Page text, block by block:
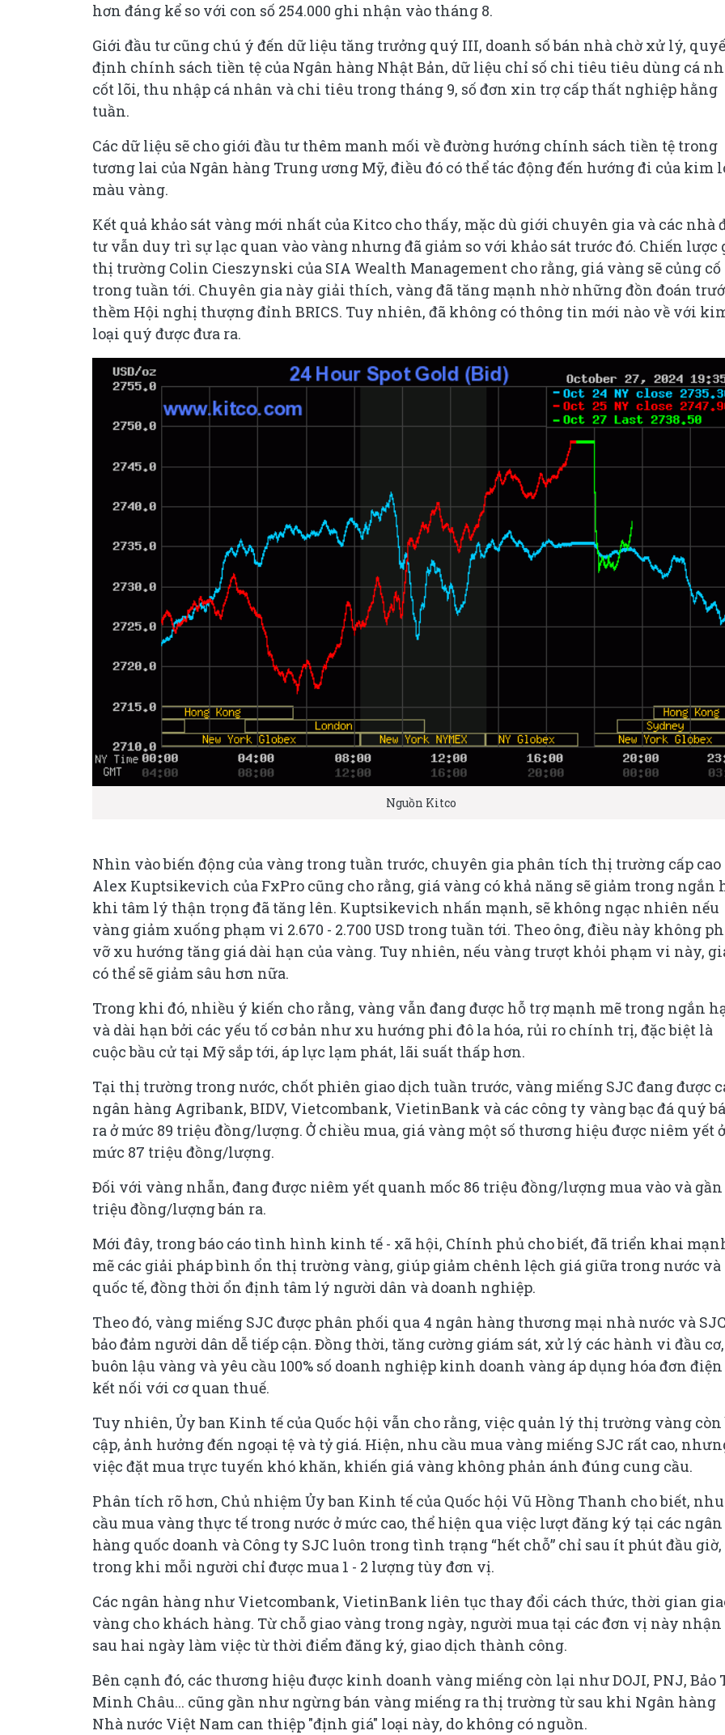
hơn đáng kể so với con số 254.000 ghi nhận vào tháng 8.
Giới đầu tư cũng chú ý đến dữ liệu tăng trưởng quý III, doanh số bán nhà chờ xử lý,
định chính sách tiền tệ của Ngân hàng Nhật Bản, dữ liệu chỉ số chi tiêu tiêu dùng cá
cốt lõi, thu nhập cá nhân và chi tiêu trong tháng 9, số đơn xin trợ cấp thất nghiệp hằng
tuần.
Các dữ liệu sẽ cho giới đầu tư thêm manh mối về đường hướng chính sách tiền tệ trong
tương lai của Ngân hàng Trung ương Mỹ, điều đó có thể tác động đến hướng đi của kim
màu vàng.
Kết quả khảo sát vàng mới nhất của Kitco cho thấy, mặc dù giới chuyên gia và các nhà
tư vẫn duy trì sự lạc quan vào vàng nhưng đã giảm so với khảo sát trước đó. Chiến lược
thị trường Colin Cieszynski của SIA Wealth Management cho rằng, giá vàng sẽ củng cố
trong tuần tới. Chuyên gia này giải thích, vàng đã tăng mạnh nhờ những đồn đoán
thềm Hội nghị thượng đỉnh BRICS. Tuy nhiên, đã không có thông tin mới nào về với
loại quý được đưa ra.
Nguồn Kitco
Nhìn vào biến động của vàng trong tuần trước, chuyên gia phân tích thị trường cấp cao
Alex Kuptsikevich của FxPro cũng cho rằng, giá vàng có khả năng sẽ giảm trong ngắn
khi tâm lý thận trọng đã tăng lên. Kuptsikevich nhấn mạnh, sẽ không ngạc nhiên nếu
vàng giảm xuống phạm vi 2.670 - 2.700 USD trong tuần tới. Theo ông, điều này không
vỡ xu hướng tăng giá dài hạn của vàng. Tuy nhiên, nếu vàng trượt khỏi phạm vi này,
có thể sẽ giảm sâu hơn nữa.
Trong khi đó, nhiều ý kiến cho rằng, vàng vẫn đang được hỗ trợ mạnh mẽ trong ngắn
và dài hạn bởi các yếu tố cơ bản như xu hướng phi đô la hóa, rủi ro chính trị, đặc biệt là
cuộc bầu cử tại Mỹ sắp tới, áp lực lạm phát, lãi suất thấp hơn.
Tại thị trường trong nước, chốt phiên giao dịch tuần trước, vàng miếng SJC đang được
ngân hàng Agribank, BIDV, Vietcombank, VietinBank và các công ty vàng bạc đá quý
ra ở mức 89 triệu đồng/lượng. Ở chiều mua, giá vàng một số thương hiệu được niêm yết ở
mức 87 triệu đồng/lượng.
Đối với vàng nhẫn, đang được niêm yết quanh mốc 86 triệu đồng/lượng mua vào và gần
triệu đồng/lượng bán ra.
Mới đây, trong báo cáo tình hình kinh tế - xã hội, Chính phủ cho biết, đã triển khai
mẽ các giải pháp bình ổn thị trường vàng, giúp giảm chênh lệch giá giữa trong nước và
quốc tế, đồng thời ổn định tâm lý người dân và doanh nghiệp.
Theo đó, vàng miếng SJC được phân phối qua 4 ngân hàng thương mại nhà nước và
bảo đảm người dân dễ tiếp cận. Đồng thời, tăng cường giám sát, xử lý các hành vi đầu cơ,
buôn lậu vàng và yêu cầu 100% số doanh nghiệp kinh doanh vàng áp dụng hóa đơn
kết nối với cơ quan thuế.
Tuy nhiên, Ủy ban Kinh tế của Quốc hội vẫn cho rằng, việc quản lý thị trường vàng còn
cập, ảnh hưởng đến ngoại tệ và tỷ giá. Hiện, nhu cầu mua vàng miếng SJC rất cao,
việc đặt mua trực tuyến khó khăn, khiến giá vàng không phản ánh đúng cung cầu.
Phân tích rõ hơn, Chủ nhiệm Ủy ban Kinh tế của Quốc hội Vũ Hồng Thanh cho biết, nhu
cầu mua vàng thực tế trong nước ở mức cao, thể hiện qua việc lượt đăng ký tại các ngân
hàng quốc doanh và Công ty SJC luôn trong tình trạng “hết chỗ” chỉ sau ít phút đầu giờ,
trong khi mỗi người chỉ được mua 1 - 2 lượng tùy đơn vị.
Các ngân hàng như Vietcombank, VietinBank liên tục thay đổi cách thức, thời gian
vàng cho khách hàng. Từ chỗ giao vàng trong ngày, người mua tại các đơn vị này nhận
sau hai ngày làm việc từ thời điểm đăng ký, giao dịch thành công.
Bên cạnh đó, các thương hiệu được kinh doanh vàng miếng còn lại như DOJI, PNJ, Bảo
Minh Châu... cũng gần như ngừng bán vàng miếng ra thị trường từ sau khi Ngân hàng
Nhà nước Việt Nam can thiệp "định giá" loại này, do không có nguồn.